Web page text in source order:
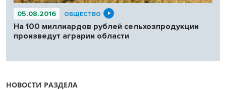
05.08.2016 ОБЩЕСТВО
На 100 миллиардов рублей сельхозпродукции
произведут аграрии области
НОВОСТИ РАЗДЕЛА